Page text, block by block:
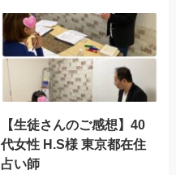
【生徒さんのご感想】40
代女性 H.S様 東京都在住
占い師